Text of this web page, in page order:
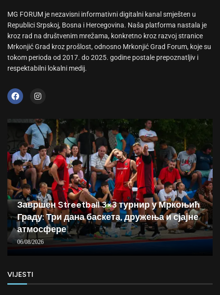
MG FORUM je nezavisni informativni digitalni kanal smješten u
Republici Srpskoj, Bosna i Hercegovina. Naša platforma nastala je
kroz rad na društvenim mrežama, konkretno kroz razvoj stranice
Mrkonjić Grad kroz prošlost, odnosno Mrkonjić Grad Forum, koje su
tokom perioda od 2017. do 2025. godine postale prepoznatljiv i
respektabilni lokalni medij.
Завршен Streetball 3×3 турнир у Мркоњић
Граду: Три дана баскета, дружења и сјајне
атмосфере
06/08/2026
VIJESTI